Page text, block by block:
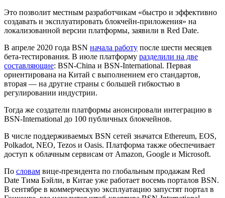
Это позволит местным разработчикам «быстро и эффективно
создавать и эксплуатировать блокчейн-приложения» на
локализованной версии платформы, заявили в Red Date.
В апреле 2020 года BSN начала работу после шести месяцев
бета-тестирования. В июле платформу разделили на две
составляющие: BSN-China и BSN-International. Первая
ориентирована на Китай с выполнением его стандартов,
вторая — на другие страны с большей гибкостью в
регулировании индустрии.
Тогда же создатели платформы анонсировали интеграцию в
BSN-International до 100 публичных блокчейнов.
В числе поддерживаемых BSN сетей значатся Ethereum, EOS,
Polkadot, NEO, Tezos и Oasis. Платформа также обеспечивает
доступ к облачным сервисам от Amazon, Google и Microsoft.
По словам вице-президента по глобальным продажам Red
Date Тима Бэйли, в Китае уже работает восемь порталов BSN.
В сентябре в коммерческую эксплуатацию запустят портал в